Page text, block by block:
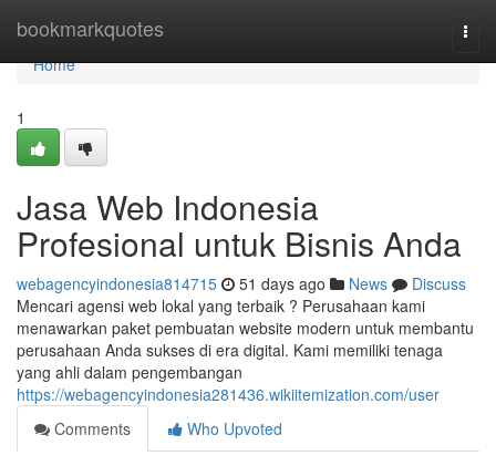
bookmarkquotes
Home
Home
1
Jasa Web Indonesia
Profesional untuk Bisnis Anda
webagencyindonesia814715 51 days ago News
Discuss
Mencari agensi web lokal yang terbaik ? Perusahaan kami
menawarkan paket pembuatan website modern untuk membantu
perusahaan Anda sukses di era digital. Kami memiliki tenaga
yang ahli dalam pengembangan
https://webagencyindonesia281436.wikiitemization.com/user
Comments
Who Upvoted